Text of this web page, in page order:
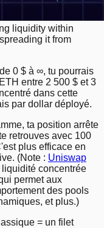
liquidity within
it from
0 $ à ∞, tu pourrais
entre 2 500 $ et 3
dans cette
par dollar déployé.
ta position arrête
retrouves avec 100
plus efficace en
(Note : Uniswap
concentrée
permet aux
des pools
et plus.)
= un filet